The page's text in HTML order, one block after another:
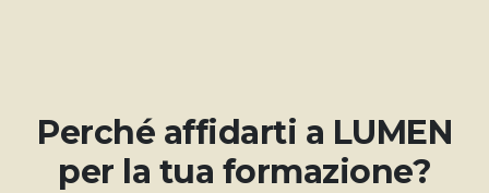
Perché affidarti a LUMEN
per la tua formazione?